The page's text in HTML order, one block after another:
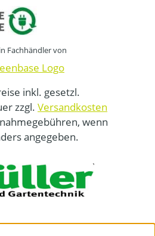
Fachhändler von
inkl. gesetzl.
zzgl. Versandkosten
wenn
angegeben.